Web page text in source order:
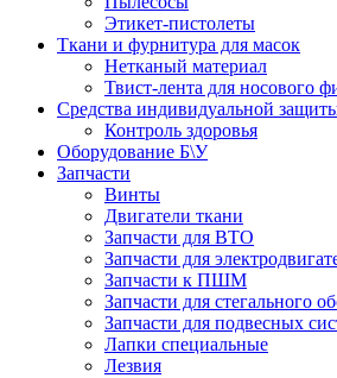
Этикет-пистолеты
Ткани и фурнитура для масок
Нетканый материал
Твист-лента для носового
Средства индивидуальной
Контроль здоровья
Оборудование Б\У
Запчасти
Винты
Двигатели ткани
Запчасти для ВТО
Запчасти для
Запчасти к ПШМ
Запчасти для стегального
Запчасти для подвесных
Лапки специальные
Лезвия